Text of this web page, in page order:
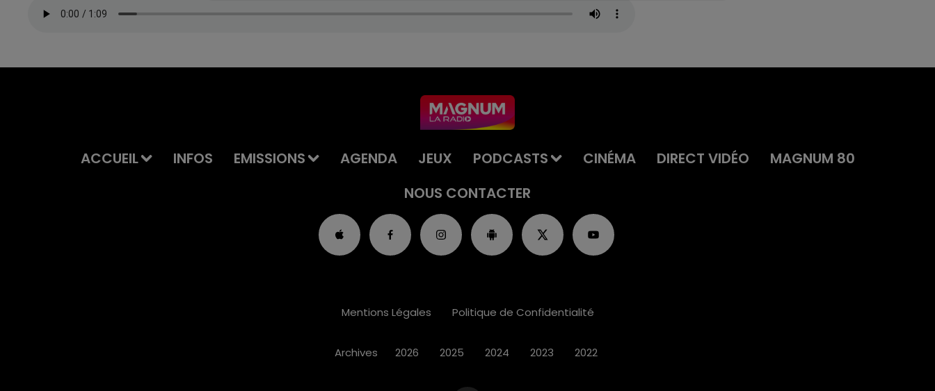
ACCUEIL INFOS EMISSIONS AGENDA JEUX PODCASTS CINÉMA DIRECT VIDÉO
MAGNUM 80
NOUS CONTACTER
Mentions Légales Politique de Confidentialité
Archives 2026 2025 2024 2023 2022